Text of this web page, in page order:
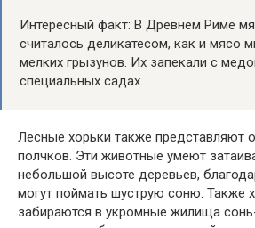
Интересный факт: В Древнем Риме
считалось деликатесом, как и мясо
мелких грызунов. Их запекали с
специальных садах.
Лесные хорьки также представляют
полчков. Эти животные умеют
небольшой высоте деревьев,
могут поймать шуструю соню. Также
забираются в укромные жилища